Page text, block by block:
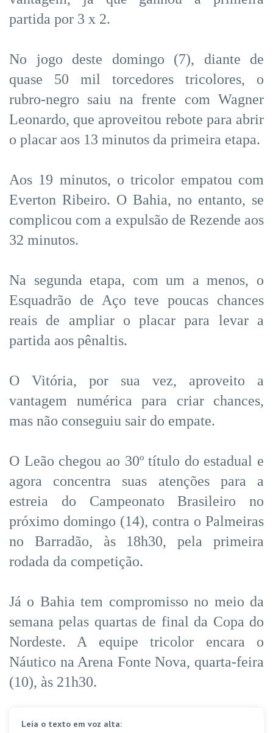
partida por 3 x 2.
No jogo deste domingo (7), diante de
quase 50 mil torcedores tricolores, o
rubro-negro saiu na frente com Wagner
Leonardo, que aproveitou rebote para abrir
o placar aos 13 minutos da primeira etapa.
Aos 19 minutos, o tricolor empatou com
Everton Ribeiro. O Bahia, no entanto, se
complicou com a expulsão de Rezende aos
32 minutos.
Na segunda etapa, com um a menos, o
Esquadrão de Aço teve poucas chances
reais de ampliar o placar para levar a
partida aos pênaltis.
O Vitória, por sua vez, aproveito a
vantagem numérica para criar chances,
mas não conseguiu sair do empate.
O Leão chegou ao 30º título do estadual e
agora concentra suas atenções para a
estreia do Campeonato Brasileiro no
próximo domingo (14), contra o Palmeiras
no Barradão, às 18h30, pela primeira
rodada da competição.
Já o Bahia tem compromisso no meio da
semana pelas quartas de final da Copa do
Nordeste. A equipe tricolor encara o
Náutico na Arena Fonte Nova, quarta-feira
(10), às 21h30.
Leia o texto em voz alta: